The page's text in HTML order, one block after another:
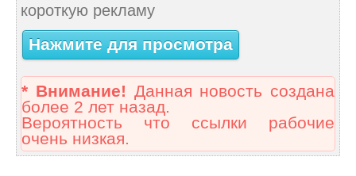
короткую рекламу
Нажмите для просмотра
* Внимание! Данная новость создана
более 2 лет назад.
Вероятность что ссылки рабочие
очень низкая.